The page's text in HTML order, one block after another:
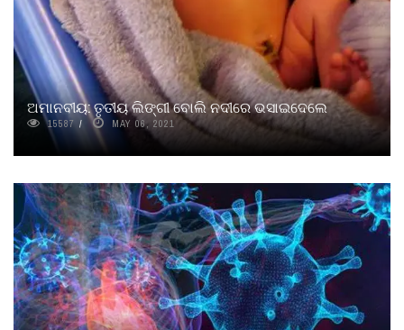
ଅମାନବୀୟ: ତୃତୀୟ ଲିଙ୍ଗୀ ବୋଲି ନଦୀରେ ଭସାଇଦେଲେ
15587 MAY 06, 2021